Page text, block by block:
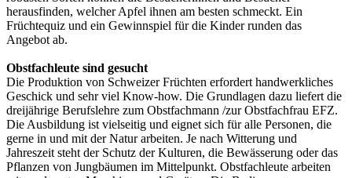
herausfinden, welcher Apfel ihnen am besten schmeckt. Ein
Früchtequiz und ein Gewinnspiel für die Kinder runden das
Angebot ab.
Obstfachleute sind gesucht
Die Produktion von Schweizer Früchten erfordert handwerkliches
Geschick und sehr viel Know-how. Die Grundlagen dazu liefert die
dreijährige Berufslehre zum Obstfachmann /zur Obstfachfrau EFZ.
Die Ausbildung ist vielseitig und eignet sich für alle Personen, die
gerne in und mit der Natur arbeiten. Je nach Witterung und
Jahreszeit steht der Schutz der Kulturen, die Bewässerung oder das
Pflanzen von Jungbäumen im Mittelpunkt. Obstfachleute arbeiten